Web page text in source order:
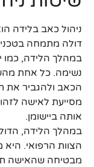
ניהול כאב בלידה
דולה מתמחה
במהלך הלידה, כמו
נשימה. כל אחת
הכאב ולהגביר את
מסייעת לאישה
אותה ביישומן.
במהלך הלידה,
הצוות הרפואי.
מבטיחה שהאישה